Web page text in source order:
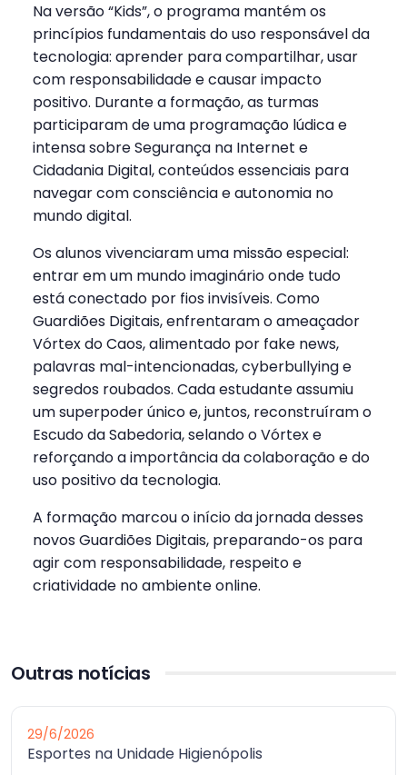
Na versão “Kids”, o programa mantém os
princípios fundamentais do uso responsável da
tecnologia: aprender para compartilhar, usar
com responsabilidade e causar impacto
positivo. Durante a formação, as turmas
participaram de uma programação lúdica e
intensa sobre Segurança na Internet e
Cidadania Digital, conteúdos essenciais para
navegar com consciência e autonomia no
mundo digital.
Os alunos vivenciaram uma missão especial:
entrar em um mundo imaginário onde tudo
está conectado por fios invisíveis. Como
Guardiões Digitais, enfrentaram o ameaçador
Vórtex do Caos, alimentado por fake news,
palavras mal-intencionadas, cyberbullying e
segredos roubados. Cada estudante assumiu
um superpoder único e, juntos, reconstruíram o
Escudo da Sabedoria, selando o Vórtex e
reforçando a importância da colaboração e do
uso positivo da tecnologia.
A formação marcou o início da jornada desses
novos Guardiões Digitais, preparando-os para
agir com responsabilidade, respeito e
criatividade no ambiente online.
Outras notícias
29/6/2026
Esportes na Unidade Higienópolis